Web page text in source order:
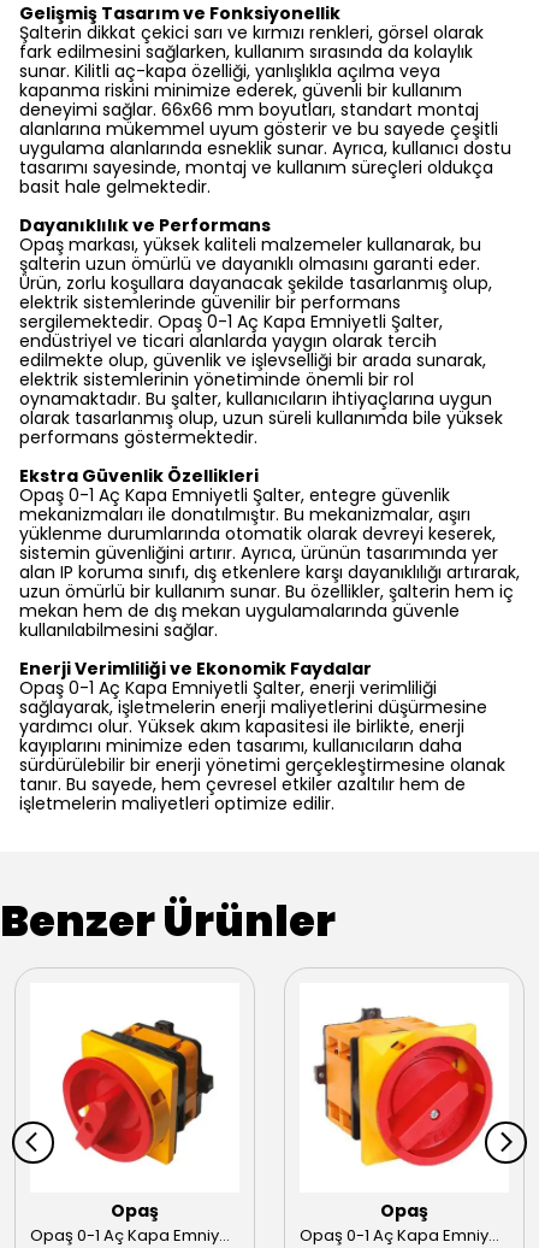
Gelişmiş Tasarım ve Fonksiyonellik
Şalterin dikkat çekici sarı ve kırmızı renkleri, görsel olarak
fark edilmesini sağlarken, kullanım sırasında da kolaylık
sunar. Kilitli aç-kapa özelliği, yanlışlıkla açılma veya
kapanma riskini minimize ederek, güvenli bir kullanım
deneyimi sağlar. 66x66 mm boyutları, standart montaj
alanlarına mükemmel uyum gösterir ve bu sayede çeşitli
uygulama alanlarında esneklik sunar. Ayrıca, kullanıcı dostu
tasarımı sayesinde, montaj ve kullanım süreçleri oldukça
basit hale gelmektedir.
Dayanıklılık ve Performans
Opaş markası, yüksek kaliteli malzemeler kullanarak, bu
şalterin uzun ömürlü ve dayanıklı olmasını garanti eder.
Ürün, zorlu koşullara dayanacak şekilde tasarlanmış olup,
elektrik sistemlerinde güvenilir bir performans
sergilemektedir. Opaş 0-1 Aç Kapa Emniyetli Şalter,
endüstriyel ve ticari alanlarda yaygın olarak tercih
edilmekte olup, güvenlik ve işlevselliği bir arada sunarak,
elektrik sistemlerinin yönetiminde önemli bir rol
oynamaktadır. Bu şalter, kullanıcıların ihtiyaçlarına uygun
olarak tasarlanmış olup, uzun süreli kullanımda bile yüksek
performans göstermektedir.
Ekstra Güvenlik Özellikleri
Opaş 0-1 Aç Kapa Emniyetli Şalter, entegre güvenlik
mekanizmaları ile donatılmıştır. Bu mekanizmalar, aşırı
yüklenme durumlarında otomatik olarak devreyi keserek,
sistemin güvenliğini artırır. Ayrıca, ürünün tasarımında yer
alan IP koruma sınıfı, dış etkenlere karşı dayanıklılığı artırarak,
uzun ömürlü bir kullanım sunar. Bu özellikler, şalterin hem iç
mekan hem de dış mekan uygulamalarında güvenle
kullanılabilmesini sağlar.
Enerji Verimliliği ve Ekonomik Faydalar
Opaş 0-1 Aç Kapa Emniyetli Şalter, enerji verimliliği
sağlayarak, işletmelerin enerji maliyetlerini düşürmesine
yardımcı olur. Yüksek akım kapasitesi ile birlikte, enerji
kayıplarını minimize eden tasarımı, kullanıcıların daha
sürdürülebilir bir enerji yönetimi gerçekleştirmesine olanak
tanır. Bu sayede, hem çevresel etkiler azaltılır hem de
işletmelerin maliyetleri optimize edilir.
Benzer Ürünler
Opaş
Opaş 0-1 Aç Kapa Emniyetli Şalter 1X40 (90x90)
Opaş
Opaş 0-1 Aç Kapa Emniyetli Şalter 3X40 (90x90)